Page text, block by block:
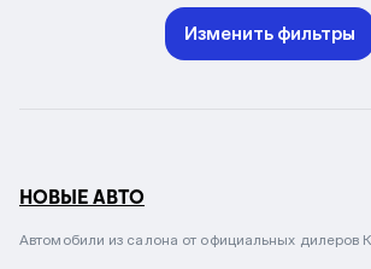
Изменить фильтры
НОВЫЕ АВТО
Автомобили из салона от официальных дилеров